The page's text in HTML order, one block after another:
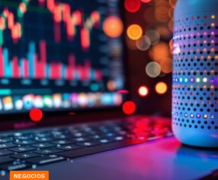
NEGOCIOS